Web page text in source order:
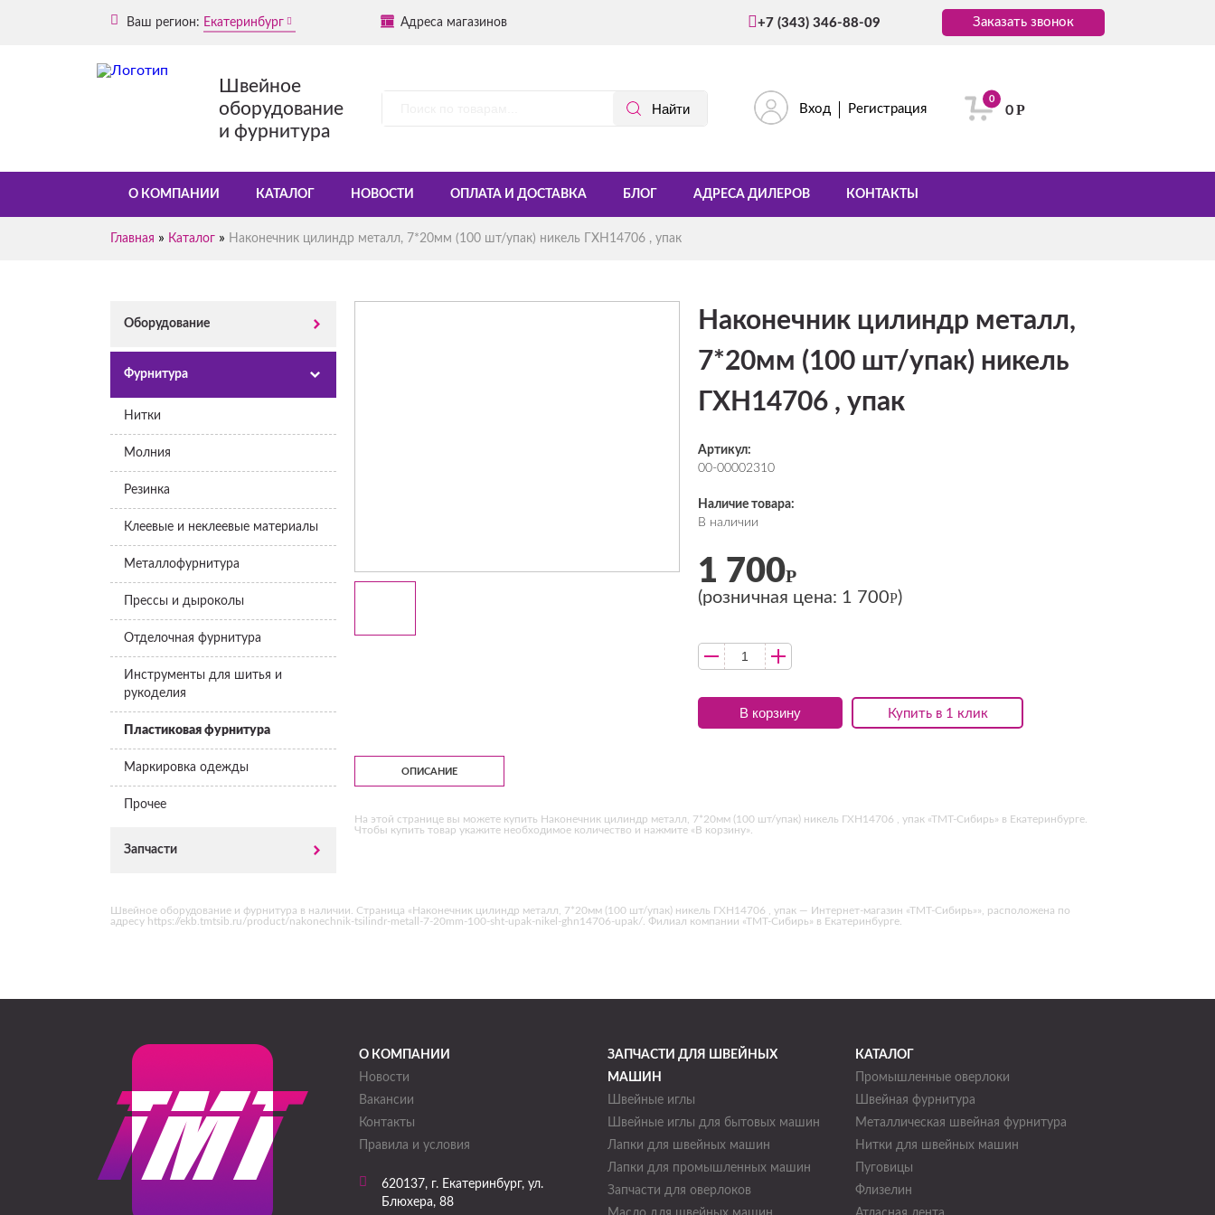
Ваш регион: Екатеринбург Адреса магазинов +7 (343) 346-88-09 Заказать звонок
Швейное
оборудование
и фурнитура
Вход Регистрация
0
0Р
О КОМПАНИИ КАТАЛОГ НОВОСТИ ОПЛАТА И ДОСТАВКА БЛОГ АДРЕСА ДИЛЕРОВ КОНТАКТЫ
Главная » Каталог » Наконечник цилиндр металл, 7*20мм (100 шт/упак) никель ГХН14706 , упак
Оборудование
Фурнитура
Нитки
Молния
Резинка
Клеевые и неклеевые материалы
Металлофурнитура
Прессы и дыроколы
Отделочная фурнитура
Инструменты для шитья и
рукоделия
Пластиковая фурнитура
Маркировка одежды
Прочее
Запчасти
Наконечник цилиндр металл,
7*20мм (100 шт/упак) никель
ГХН14706 , упак
Артикул:
00-00002310
Наличие товара:
В наличии
Купить в 1 клик
1 700Р
(розничная цена: 1 700Р)
В корзину
ОПИСАНИЕ
На этой странице вы можете купить Наконечник цилиндр металл, 7*20мм (100 шт/упак) никель ГХН14706 , упак «ТМТ-Сибирь» в Екатеринбурге.
Чтобы купить товар укажите необходимое количество и нажмите «В корзину».
Швейное оборудование и фурнитура в наличии. Страница «Наконечник цилиндр металл, 7*20мм (100 шт/упак) никель ГХН14706 , упак — Интернет-магазин «ТМТ-Сибирь»», расположена по
адресу https://ekb.tmtsib.ru/product/nakonechnik-tsilindr-metall-7-20mm-100-sht-upak-nikel-ghn14706-upak/. Филиал компании «ТМТ-Сибирь» в Екатеринбурге.
О КОМПАНИИ
Новости
Вакансии
Контакты
Правила и условия
620137, г. Екатеринбург, ул.
Блюхера, 88
ЗАПЧАСТИ ДЛЯ ШВЕЙНЫХ
МАШИН
Швейные иглы
Швейные иглы для бытовых машин
Лапки для швейных машин
Лапки для промышленных машин
Запчасти для оверлоков
КАТАЛОГ
Промышленные оверлоки
Швейная фурнитура
Металлическая швейная фурнитура
Нитки для швейных машин
Пуговицы
Флизелин